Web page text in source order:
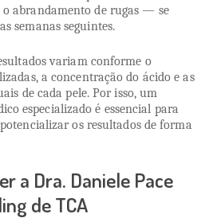
o abrandamento de rugas — se
semanas seguintes.
variam conforme o
a concentração do ácido e as
de cada pele. Por isso, um
especializado é essencial para
os resultados de forma
a Dra. Daniele Pace
de TCA